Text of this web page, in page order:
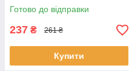
Готово до відправки
237 ₴ 261 ₴
Купити